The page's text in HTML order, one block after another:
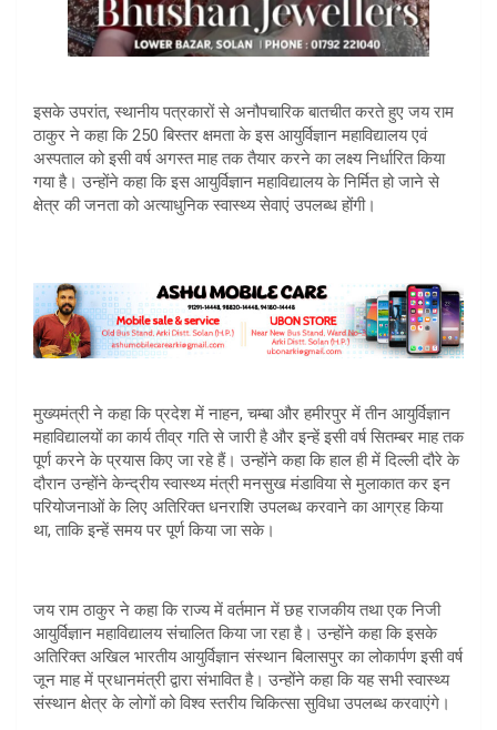
इसके उपरांत, स्थानीय पत्रकारों से अनौपचारिक बातचीत करते हुए जय राम
ठाकुर ने कहा कि 250 बिस्तर क्षमता के इस आयुर्विज्ञान महाविद्यालय एवं
अस्पताल को इसी वर्ष अगस्त माह तक तैयार करने का लक्ष्य निर्धारित किया
गया है। उन्होंने कहा कि इस आयुर्विज्ञान महाविद्यालय के निर्मित हो जाने से
क्षेत्र की जनता को अत्याधुनिक स्वास्थ्य सेवाएं उपलब्ध होंगी।
मुख्यमंत्री ने कहा कि प्रदेश में नाहन, चम्बा और हमीरपुर में तीन आयुर्विज्ञान
महाविद्यालयों का कार्य तीव्र गति से जारी है और इन्हें इसी वर्ष सितम्बर माह तक
पूर्ण करने के प्रयास किए जा रहे हैं। उन्होंने कहा कि हाल ही में दिल्ली दौरे के
दौरान उन्होंने केन्द्रीय स्वास्थ्य मंत्री मनसुख मंडाविया से मुलाकात कर इन
परियोजनाओं के लिए अतिरिक्त धनराशि उपलब्ध करवाने का आग्रह किया
था, ताकि इन्हें समय पर पूर्ण किया जा सके।
जय राम ठाकुर ने कहा कि राज्य में वर्तमान में छह राजकीय तथा एक निजी
आयुर्विज्ञान महाविद्यालय संचालित किया जा रहा है। उन्होंने कहा कि इसके
अतिरिक्त अखिल भारतीय आयुर्विज्ञान संस्थान बिलासपुर का लोकार्पण इसी वर्ष
जून माह में प्रधानमंत्री द्वारा संभावित है। उन्होंने कहा कि यह सभी स्वास्थ्य
संस्थान क्षेत्र के लोगों को विश्व स्तरीय चिकित्सा सुविधा उपलब्ध करवाएंगे।